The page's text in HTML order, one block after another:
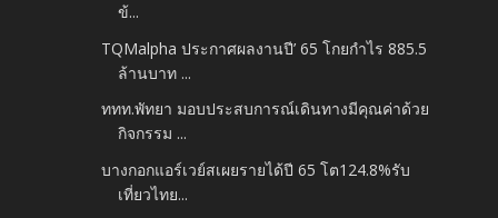
ข้...
TQMalpha ประกาศผลงานปี’ 65 โกยกำไร 885.5
ล้านบาท ...
ททท.พัทยา มอบประสบการณ์เดินทางมีคุณค่าด้วย
กิจกรรม ...
บางกอกแอร์เวย์สเผยรายได้ปี 65 โต124.8%รับ
เที่ยวไทย...